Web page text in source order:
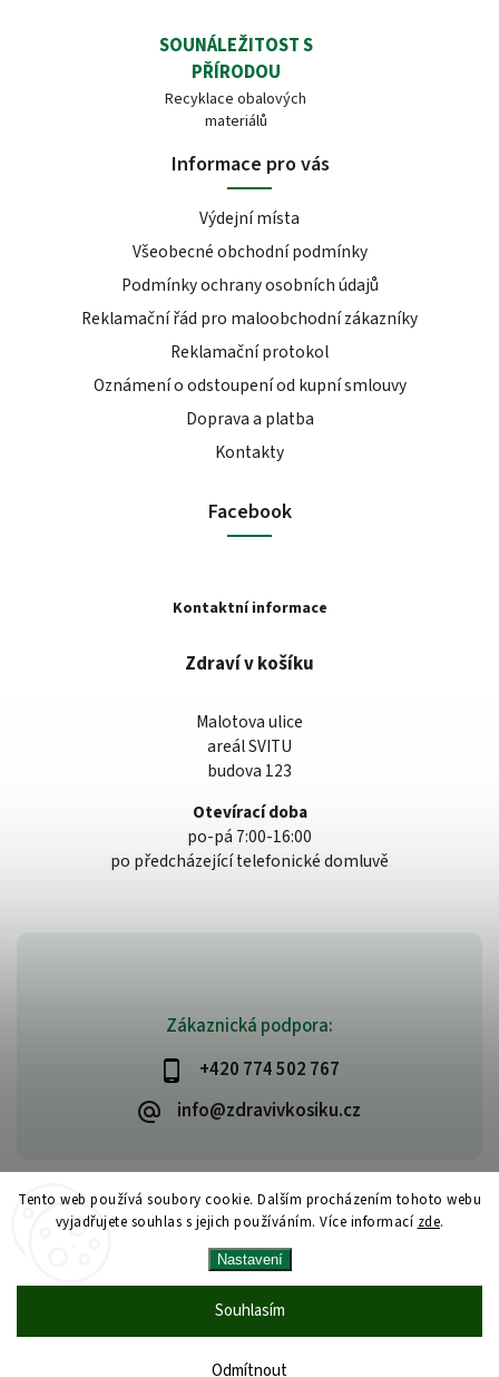
Tento web používá soubory cookie. Dalším procházením tohoto webu
vyjadřujete souhlas s jejich používáním. Více informací zde.
Nastavení
Odmítnout
Souhlasím
SOUNÁLEŽITOST S
PŘÍRODOU
Recyklace obalových
materiálů
Zákaznická podpora:
+420 774 502 767
info@zdravivkosiku.cz
Informace pro vás
Výdejní místa
Všeobecné obchodní podmínky
Podmínky ochrany osobních údajů
Reklamační řád pro maloobchodní zákazníky
Reklamační protokol
Oznámení o odstoupení od kupní smlouvy
Doprava a platba
Kontakty
Facebook
Kontaktní informace
Zdraví v košíku
Malotova ulice
areál SVITU
budova 123
Otevírací doba
po-pá 7:00-16:00
po předcházející telefonické domluvě
www.zdravivkosiku.cz
Upravit nastavení cookies
VytvořilShoptet | Design